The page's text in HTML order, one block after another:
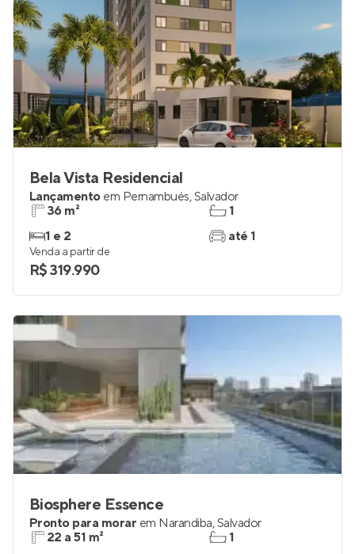
Bela Vista Residencial
Lançamento em Pernambués,Salvador
36 m²
1 e 2
1
até 1
Venda a partir de
R$ 319.990
Biosphere Essence
Pronto para morar em Narandiba,Salvador
22 a 51 m²
1